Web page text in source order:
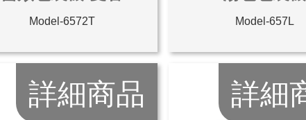
Model-6572T Model-657L
詳細商品 詳細